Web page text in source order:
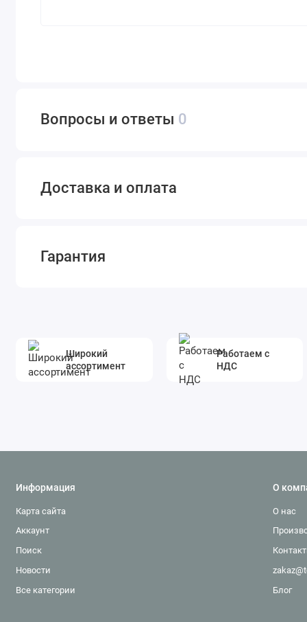
Вопросы и ответы 0
Доставка и оплата
Гарантия
Широкий
ассортимент
Работаем с
НДС
Информация
Карта сайта
Аккаунт
Поиск
Новости
Все категории
О
О нас
Блог